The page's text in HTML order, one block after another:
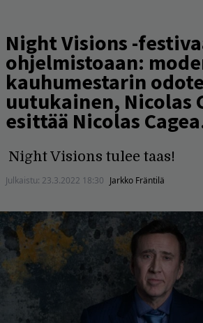
Night Visions -
ohjelmistoaan:
kauhumestarin
uutukainen, Nicolas
esittää Nicolas
Night Visions tulee taas!
Julkaistu: 23.3.2022 18:30 Jarkko Fräntilä